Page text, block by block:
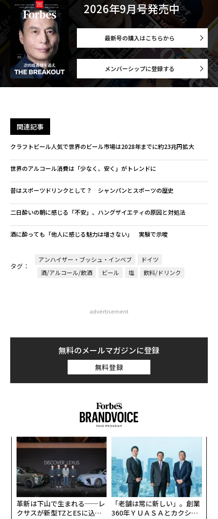
2026年9月号発売中
最新号の購入はこちらから
メンバーシップに登録する
関連記事
クラフトビール人気で世界のビール市場は2028年までに約23兆円拡大
世界のアルコール消費は「少なく、安く」がトレンドに
昔はスポーツドリンクとして？ シャンパンとスポーツの歴史
二日酔いの朝に感じる「不安」、ハングザイエティの原因と対処法
酒に酔っても「他人に感じる魅力は増さない」 実験で示唆
タグ：
アンハイザー・ブッシュ・インベブ
ドイツ
酒/アルコール/飲酒
ビール 塩 飲料/ドリンク
advertisement
無料のメールマガジンに登録
無料登録
革新は下山で生まれる──レ
クサスが新型TZとESに込め
「老舗は常に新しい」。創業
360年ＹＵＡＳＡとカクシン